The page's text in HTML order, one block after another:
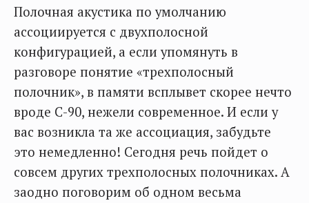
Полочная акустика по умолчанию
ассоциируется с двухполосной
конфигурацией, а если упомянуть в
разговоре понятие «трехполосный
полочник», в памяти всплывет скорее нечто
вроде С-90, нежели современное. И если у
вас возникла та же ассоциация, забудьте
это немедленно! Сегодня речь пойдет о
совсем других трехполосных полочниках. А
заодно поговорим об одном весьма